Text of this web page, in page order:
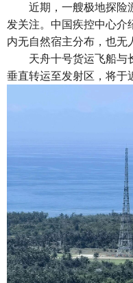
近期，一艘极地探险游
发关注。中国疾控中心介
内无自然宿主分布，也无
天舟十号货运飞船与长
垂直转运至发射区，将于